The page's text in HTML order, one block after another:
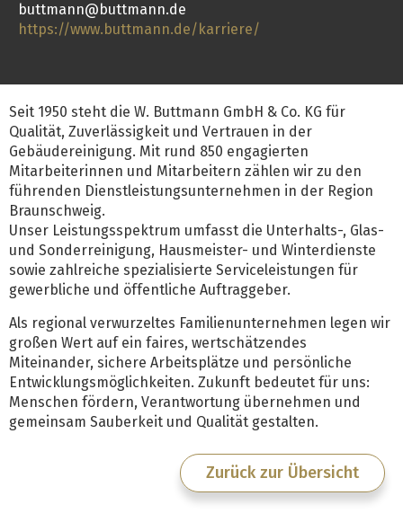
buttmann@buttmann.de
https://www.buttmann.de/karriere/
Seit 1950 steht die W. Buttmann GmbH & Co. KG für
Qualität, Zuverlässigkeit und Vertrauen in der
Gebäudereinigung. Mit rund 850 engagierten
Mitarbeiterinnen und Mitarbeitern zählen wir zu den
führenden Dienstleistungsunternehmen in der Region
Braunschweig.
Unser Leistungsspektrum umfasst die Unterhalts-, Glas-
und Sonderreinigung, Hausmeister- und Winterdienste
sowie zahlreiche spezialisierte Serviceleistungen für
gewerbliche und öffentliche Auftraggeber.
Als regional verwurzeltes Familienunternehmen legen wir
großen Wert auf ein faires, wertschätzendes
Miteinander, sichere Arbeitsplätze und persönliche
Entwicklungsmöglichkeiten. Zukunft bedeutet für uns:
Menschen fördern, Verantwortung übernehmen und
gemeinsam Sauberkeit und Qualität gestalten.
Zurück zur Übersicht